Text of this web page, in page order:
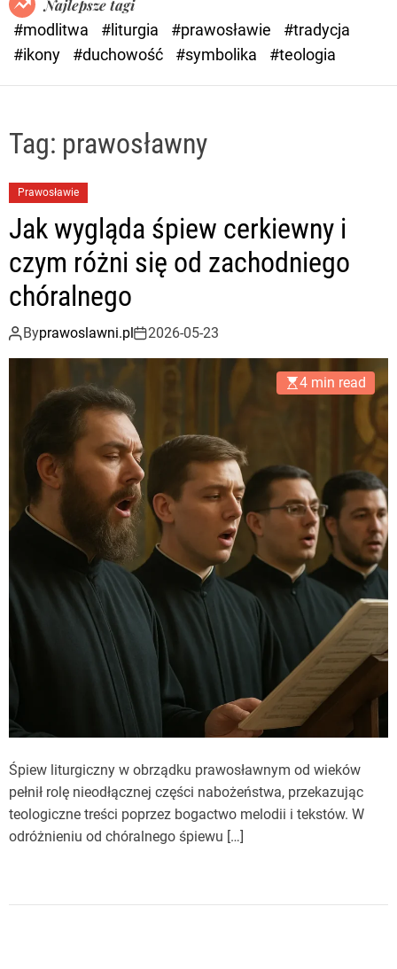
e
Najlepsze tagi
#modlitwa
#liturgia #prawosławie
#tradycja
#ikony
#duchowość #symbolika #teologia
Tag: prawosławny
Prawosławie
Jak wygląda śpiew cerkiewny i
czym różni się od zachodniego
chóralnego
Byprawoslawni.pl 2026-05-23
4 min read
Śpiew liturgiczny w obrządku prawosławnym od wieków
pełnił rolę nieodłącznej części nabożeństwa, przekazując
teologiczne treści poprzez bogactwo melodii i tekstów. W
odróżnieniu od chóralnego śpiewu […]